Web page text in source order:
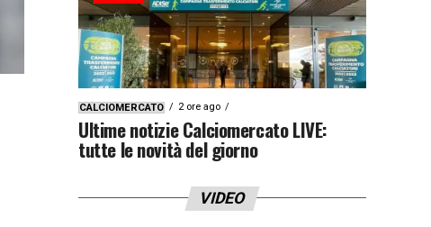
CALCIOMERCATO 2 ore ago
Ultime notizie Calciomercato LIVE:
tutte le novità del giorno
VIDEO